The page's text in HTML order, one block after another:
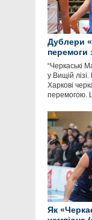
Дублери
перемоги
“Черкаські
у Вищій
Харкові
перемогою.
Як